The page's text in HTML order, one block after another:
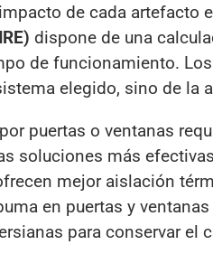
de cada artefacto
dispone de una
de funcionamiento.
elegido, sino de la
puertas o ventanas
soluciones más
mejor aislación
en puertas y
para conservar el